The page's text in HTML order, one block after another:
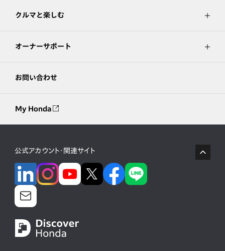
クルマと楽しむ
オーナーサポート
お問い合わせ
My Honda
公式アカウント・関連サイト